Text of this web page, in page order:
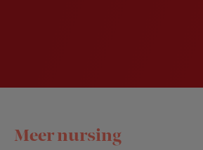
Footer
Meer nursing